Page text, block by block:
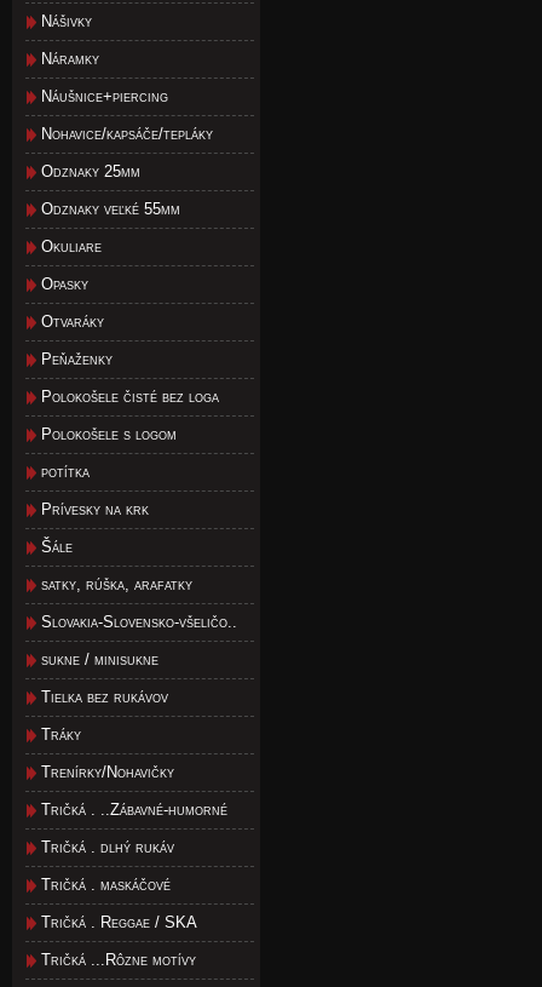
Nášivky
Náramky
Náušnice+piercing
Nohavice/kapsáče/tepláky
Odznaky 25mm
Odznaky veľké 55mm
Okuliare
Opasky
Otvaráky
Peňaženky
Polokošele čisté bez loga
Polokošele s logom
potítka
Prívesky na krk
Šále
satky, rúška, arafatky
Slovakia-Slovensko-všeličo..
sukne / minisukne
Tielka bez rukávov
Tráky
Trenírky/Nohavičky
Tričká . ..Zábavné-humorné
Tričká . dlhý rukáv
Tričká . maskáčové
Tričká . Reggae / SKA
Tričká ...Rôzne motívy